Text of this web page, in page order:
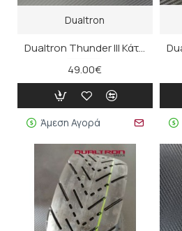
Dualtron
Dualtron Thunder III Κάτω Τμήμα Τιμονιού
49.00€
Άμεση Αγορά